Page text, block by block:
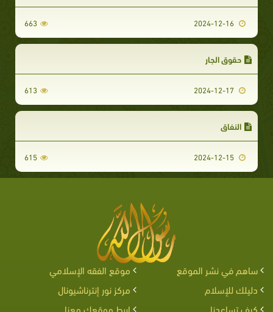
663
حقوق الجار
613
النفاق
615
ساهم في نشر الموقع
موقع الفقه الإسلامي
دليلك للإسلام
مركز نور إنترناشيونال
كيف تساعدنا
اربط موقعك معنا